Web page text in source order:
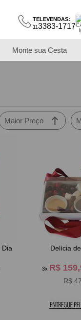
TELEVENDAS:
113383-1717
Monte sua Cesta
Maior Preço
Delícia
3x R$
R$